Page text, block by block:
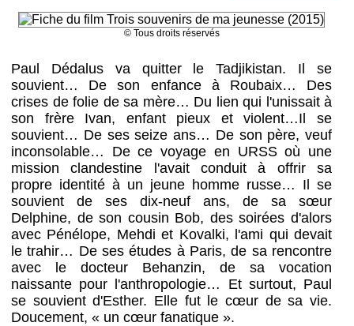
© Tous droits réservés
Paul Dédalus va quitter le Tadjikistan. Il se
souvient… De son enfance à Roubaix… Des
crises de folie de sa mère… Du lien qui l'unissait à
son frère Ivan, enfant pieux et violent…Il se
souvient… De ses seize ans… De son père, veuf
inconsolable… De ce voyage en URSS où une
mission clandestine l'avait conduit à offrir sa
propre identité à un jeune homme russe… Il se
souvient de ses dix-neuf ans, de sa sœur
Delphine, de son cousin Bob, des soirées d'alors
avec Pénélope, Mehdi et Kovalki, l'ami qui devait
le trahir… De ses études à Paris, de sa rencontre
avec le docteur Behanzin, de sa vocation
naissante pour l'anthropologie… Et surtout, Paul
se souvient d'Esther. Elle fut le cœur de sa vie.
Doucement, « un cœur fanatique ».